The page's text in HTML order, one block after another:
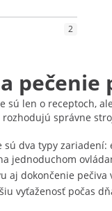
2
sú len o receptoch,
správne
sú dva typy
jednoduchom
aj dokončenie
vyťaženosť počas